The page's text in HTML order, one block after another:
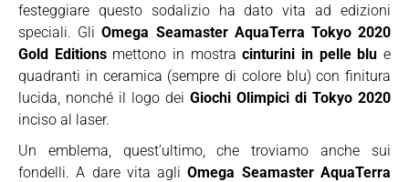
festeggiare questo sodalizio ha dato vita ad edizioni
speciali. GliOmega Seamaster AquaTerra Tokyo 2020
Gold Editionsmettono in mostracinturini in pelle blu e
quadranti in ceramica (sempre di colore blu) con finitura
lucida, nonché il logo dei Giochi Olimpici di Tokyo 2020
inciso al laser.
Un emblema, quest’ultimo, che troviamo anche sui
fondelli. A dare vita agliOmega Seamaster AquaTerra